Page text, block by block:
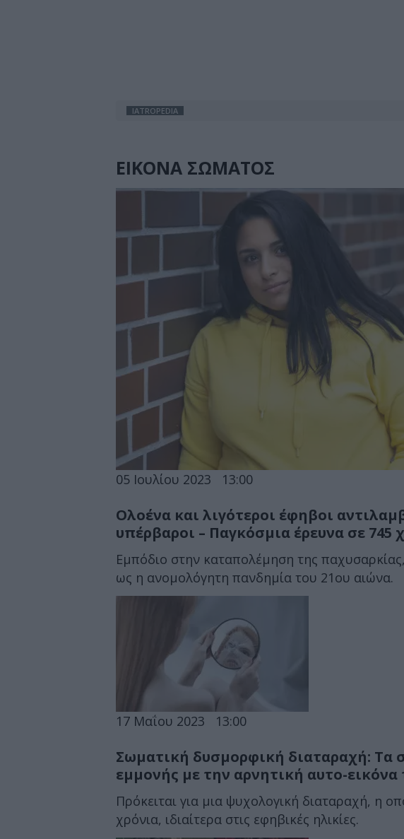
IATROPEDIA
ΕΙΚΟΝΑ ΣΩΜΑΤΟΣ
05 Ιουλίου 2023 13:00
Ολοένα και λιγότεροι έφηβοι
υπέρβαροι – Παγκόσμια έρευνα σε 745
Εμπόδιο στην καταπολέμηση της
ως η ανομολόγητη πανδημία του 21ου αιώνα.
17 Μαΐου 2023 13:00
Σωματική δυσμορφική διαταραχή: Τα
εμμονής με την αρνητική αυτο-
Πρόκειται για μια ψυχολογική διαταραχή, η
χρόνια, ιδιαίτερα στις εφηβικές ηλικίες.